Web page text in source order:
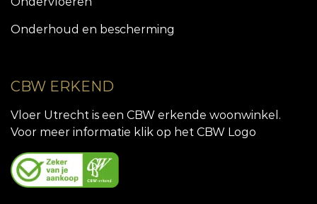
Onderhoud en bescherming
CBW ERKEND
Vloer Utrecht is een CBW erkende woonwinkel.
Voor meer informatie klik op het CBW Logo